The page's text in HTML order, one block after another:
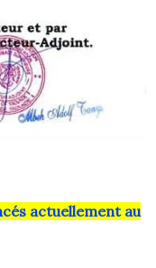
actuellement au